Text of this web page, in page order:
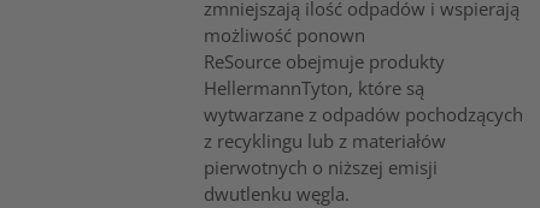
zmniejszają ilość odpadów i wspierają
możliwość ponown
ReSource obejmuje produkty
HellermannTyton, które są
wytwarzane z odpadów pochodzących
z recyklingu lub z materiałów
pierwotnych o niższej emisji
dwutlenku węgla.